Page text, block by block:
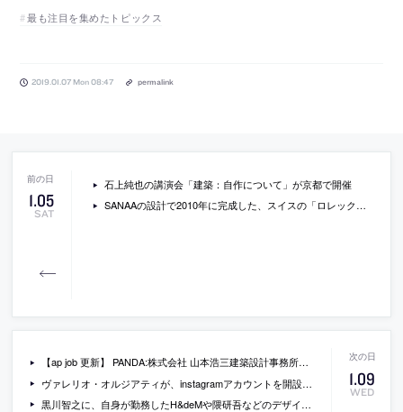
最も注目を集めたトピックス
2019.01.07 Mon 08:47 permalink
1.05
SAT
石上純也の講演会「建築：自作について」が京都で開催
SANAAの設計で2010年に完成した、スイスの「ロレックス・ラーニングセンター」の現場の様子を収録した動画（日本語字幕付）
1.09
WED
【ap job 更新】 PANDA:株式会社 山本浩三建築設計事務所が、設計スタッフを募集中
ヴァレリオ・オルジアティが、instagramアカウントを開設しています
黒川智之に、自身が勤務したH&deMや隈研吾などのデザインプロセスの話や自身の最新プロジェクトについて聞いているインタビュー